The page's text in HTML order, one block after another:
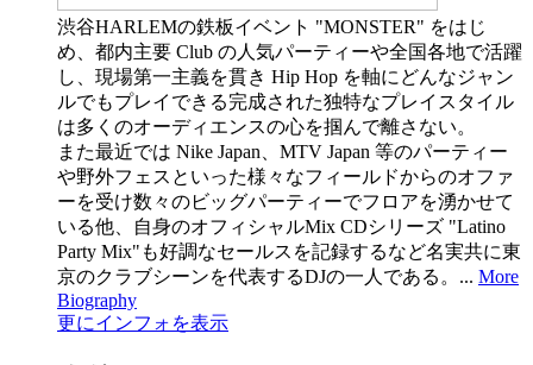
渋谷HARLEMの鉄板イベント "MONSTER" をはじ
め、都内主要 Club の人気パーティーや全国各地で活躍
し、現場第一主義を貫き Hip Hop を軸にどんなジャン
ルでもプレイできる完成された独特なプレイスタイル
は多くのオーディエンスの心を掴んで離さない。
また最近では Nike Japan、MTV Japan 等のパーティー
や野外フェスといった様々なフィールドからのオファ
ーを受け数々のビッグパーティーでフロアを湧かせて
いる他、自身のオフィシャルMix CDシリーズ "Latino
Party Mix"も好調なセールスを記録するなど名実共に東
京のクラブシーンを代表するDJの一人である。... More
Biography
更にインフォを表示